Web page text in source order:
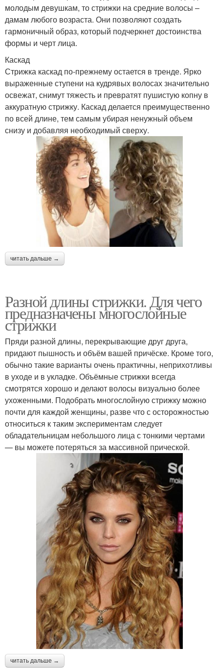
молодым девушкам, то стрижки на средние волосы –
дамам любого возраста. Они позволяют создать
гармоничный образ, который подчеркнет достоинства
формы и черт лица.
Каскад
Стрижка каскад по-прежнему остается в тренде. Ярко
выраженные ступени на кудрявых волосах значительно
освежат, снимут тяжесть и превратят пушистую копну в
аккуратную стрижку. Каскад делается преимущественно
по всей длине, тем самым убирая ненужный объем
снизу и добавляя необходимый сверху.
читать дальше →
Разной длины стрижки. Для чего
предназначены многослойные
стрижки
Пряди разной длины, перекрывающие друг друга,
придают пышность и объём вашей причёске. Кроме того,
обычно такие варианты очень практичны, неприхотливы
в уходе и в укладке. Объёмные стрижки всегда
смотрятся хорошо и делают волосы визуально более
ухоженными. Подобрать многослойную стрижку можно
почти для каждой женщины, разве что с осторожностью
относиться к таким экспериментам следует
обладательницам небольшого лица с тонкими чертами
— вы можете потеряться за массивной прической.
читать дальше →